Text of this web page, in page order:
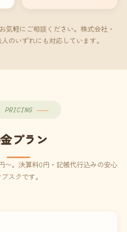
気軽にご相談ください。株式会社・
のいずれにも対応しています。
PRICING
プラン
〜。決算料0円・記帳代行込みの安心
スクです。